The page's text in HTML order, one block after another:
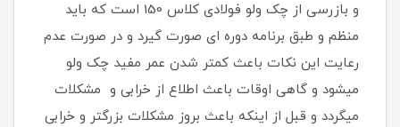
و بازرسی از چک ولو فولادی کلاس 150 است که باید
منظم و طبق برنامه دوره ای صورت گیرد و در صورت عدم
رعایت این نکات باعث کمتر شدن عمر مفید چک ولو
میشود و گاهی اوقات باعث اطلاع از خرابی و مشکلات
میگردد و قبل از اینکه باعث بروز مشکلات بزرگتر و خرابی